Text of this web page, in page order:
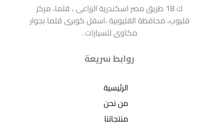
ك 18 طريق مصر اسكندرية الزراعى ، قلما، مركز
قليوب، محافظة القليوبية ،اسفل كوبرى قلما بجوار
مكاوى للسيارات .
روابط سريعة
الرئيسية
من نحن
منتجاتنا